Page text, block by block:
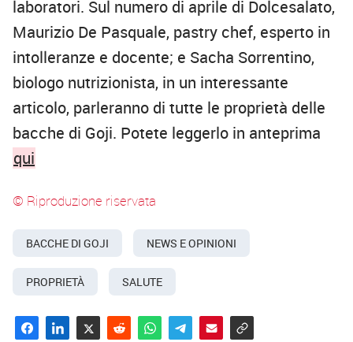
laboratori. Sul numero di aprile di Dolcesalato,
Maurizio De Pasquale, pastry chef, esperto in
intolleranze e docente; e Sacha Sorrentino,
biologo nutrizionista, in un interessante
articolo, parleranno di tutte le proprietà delle
bacche di Goji. Potete leggerlo in anteprima
qui
© Riproduzione riservata
BACCHE DI GOJI NEWS E OPINIONI
PROPRIETÀ SALUTE